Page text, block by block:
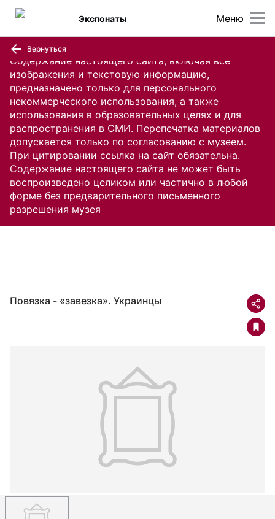
Содержание настоящего сайта, включая все
изображения и текстовую информацию,
предназначено только для персонального
некоммерческого использования, а также
использования в образовательных целях и для
распространения в СМИ. Перепечатка материалов
допускается только по согласованию с музеем.
При цитировании ссылка на сайт обязательна.
Содержание настоящего сайта не может быть
воспроизведено целиком или частично в любой
форме без предварительного письменного
разрешения музея
Меню
Экспонаты
Вернуться
Повязка - «завезка». Украинцы